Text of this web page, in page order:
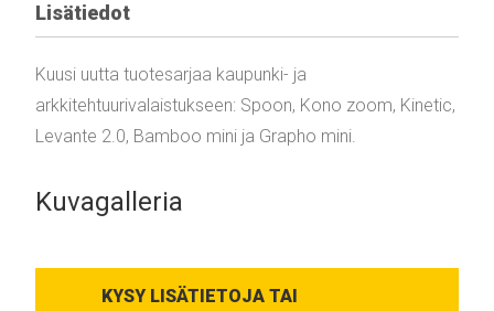
Lisätiedot
Kuusi uutta tuotesarjaa kaupunki- ja
arkkitehtuurivalaistukseen: Spoon, Kono zoom, Kinetic,
Levante 2.0, Bamboo mini ja Grapho mini.
Kuvagalleria
KYSY LISÄTIETOJA TAI